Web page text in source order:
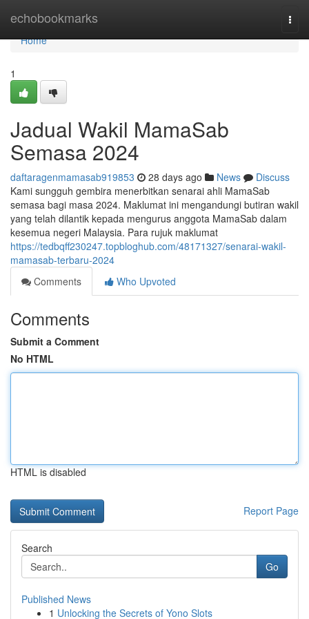
echobookmarks
Home
Home
1
Jadual Wakil MamaSab
Semasa 2024
daftaragenmamasab919853 28 days ago News
Discuss
Kami sungguh gembira menerbitkan senarai ahli MamaSab
semasa bagi masa 2024. Maklumat ini mengandungi butiran wakil
yang telah dilantik kepada mengurus anggota MamaSab dalam
kesemua negeri Malaysia. Para rujuk maklumat
https://tedbqff230247.topbloghub.com/48171327/senarai-wakil-
mamasab-terbaru-2024
Comments
Who Upvoted
Comments
Submit a Comment
No HTML
HTML is disabled
Report Page
Search
Go
Published News
1 Unlocking the Secrets of Yono Slots